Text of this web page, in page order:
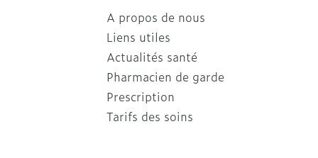
A propos de nous
Liens utiles
Actualités santé
Pharmacien de garde
Prescription
Tarifs des soins